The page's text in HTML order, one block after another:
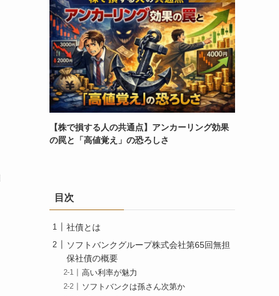
【株で損する人の共通点】アンカーリング効果
の罠と「高値覚え」の恐ろしさ
目次
社債とは
ソフトバンクグループ株式会社第65回無担
保社債の概要
高い利率が魅力
ソフトバンクは孫さん次第か